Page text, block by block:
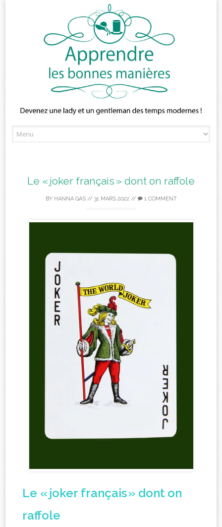
to
Le « joker français » dont on raffole
BY HANNA GAS// 31 MARS 2022 // 1 COMMENT
Le « joker français » dont on
raffole